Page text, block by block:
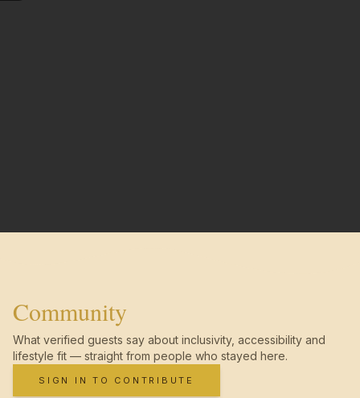
Community
What verified guests say about inclusivity, accessibility and
lifestyle fit — straight from people who stayed here.
SIGN IN TO CONTRIBUTE